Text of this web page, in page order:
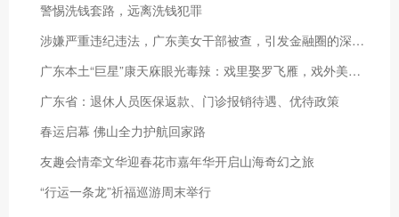
警惕洗钱套路，远离洗钱犯罪
涉嫌严重违纪违法，广东美女干部被查，引发金融圈的深层思考
广东本土“巨星”康天庥眼光毒辣：戏里娶罗飞雁，戏外美娇妻旺夫
广东省：退休人员医保返款、门诊报销待遇、优待政策
春运启幕 佛山全力护航回家路
友趣会情牵文华迎春花市嘉年华开启山海奇幻之旅
“行运一条龙”祈福巡游周末举行